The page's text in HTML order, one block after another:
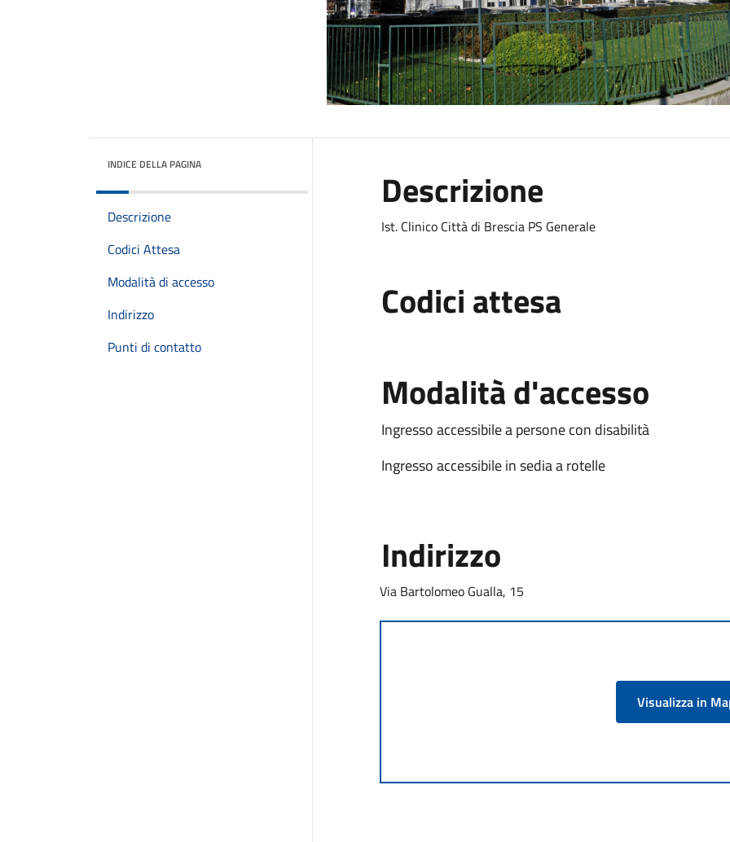
INDICE DELLA PAGINA
Descrizione
Codici Attesa
Modalità di accesso
Indirizzo
Punti di contatto
Descrizione
Ist. Clinico Città di Brescia PS Generale
Codici attesa
Modalità d'accesso
Ingresso accessibile a persone con disabilità
Ingresso accessibile in sedia a rotelle
Indirizzo
Via Bartolomeo Gualla, 15
Visualizza in